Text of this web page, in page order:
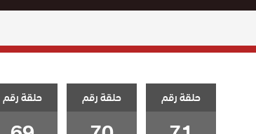
حلقة رقم حلقة رقم حلقة رقم